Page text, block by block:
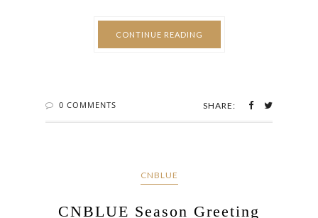
CONTINUE READING
0 COMMENTS SHARE:
CNBLUE
CNBLUE Season Greeting